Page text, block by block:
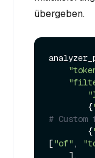
übergeben.
        {
#
        {
["of" ,